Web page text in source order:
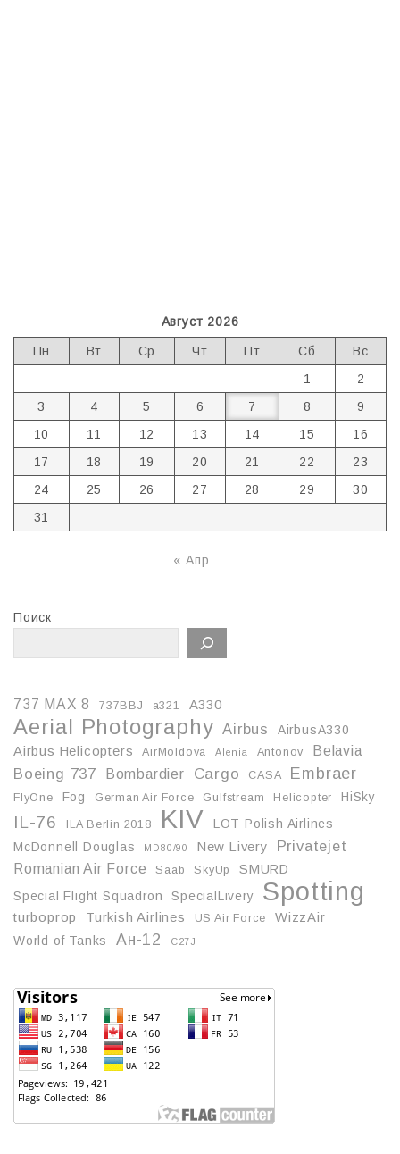
Август 2026
Пн Вт Ср Чт Пт Сб
Вс
1
2
3
4 5 6 7 8
9
10
11 12 13 14 15
16
17
18 19 20 21 22
23
24
25 26 27 28 29
30
31
« Апр
Поиск
737 MAX 8 737BBJ a321 A330
Aerial Photography Airbus
AirbusA330
Airbus Helicopters
AirMoldova Alenia Antonov Belavia
Boeing 737 Bombardier Cargo CASA Embraer
FlyOne Fog German Air Force Gulfstream Helicopter HiSky
IL-76 ILA Berlin 2018 KIV
LOT Polish Airlines
McDonnell Douglas
MD80/90 New Livery Privatejet
Romanian Air Force Saab SkyUp
SMURD
Special Flight Squadron
SpecialLivery Spotting
turboprop Turkish Airlines US Air Force
WizzAir
World of Tanks
Ан-12 С27J